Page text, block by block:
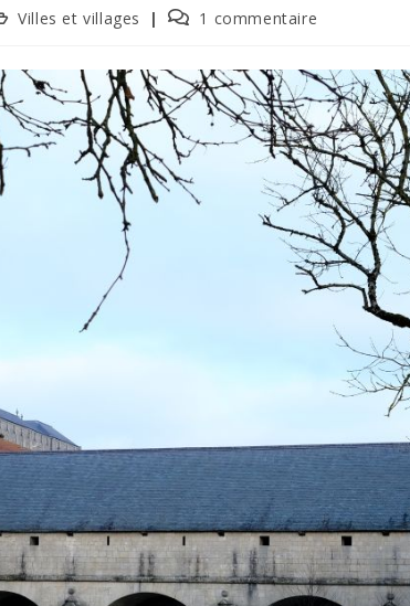
Villes et villages 1 commentaire